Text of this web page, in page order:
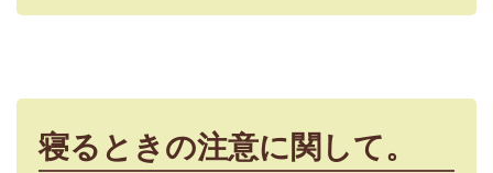
寝るときの注意に関して。